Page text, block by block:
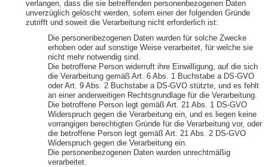
verlangen, dass die sie betreffenden personenbezogenen Daten
unverzüglich gelöscht werden, sofern einer der folgenden Gründe
zutrifft und soweit die Verarbeitung nicht erforderlich ist:
Die personenbezogenen Daten wurden für solche Zwecke
erhoben oder auf sonstige Weise verarbeitet, für welche sie
nicht mehr notwendig sind.
Die betroffene Person widerruft ihre Einwilligung, auf die sich
die Verarbeitung gemäß Art. 6 Abs. 1 Buchstabe a DS-GVO
oder Art. 9 Abs. 2 Buchstabe a DS-GVO stützte, und es fehlt
an einer anderweitigen Rechtsgrundlage für die Verarbeitung.
Die betroffene Person legt gemäß Art. 21 Abs. 1 DS-GVO
Widerspruch gegen die Verarbeitung ein, und es liegen keine
vorrangigen berechtigten Gründe für die Verarbeitung vor, oder
die betroffene Person legt gemäß Art. 21 Abs. 2 DS-GVO
Widerspruch gegen die Verarbeitung ein.
Die personenbezogenen Daten wurden unrechtmäßig
verarbeitet.